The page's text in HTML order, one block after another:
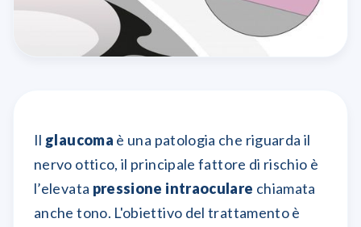
Il glaucoma è una patologia che riguarda il
nervo ottico, il principale fattore di rischio è
l’elevata pressione intraoculare chiamata
anche tono. L'obiettivo del trattamento è